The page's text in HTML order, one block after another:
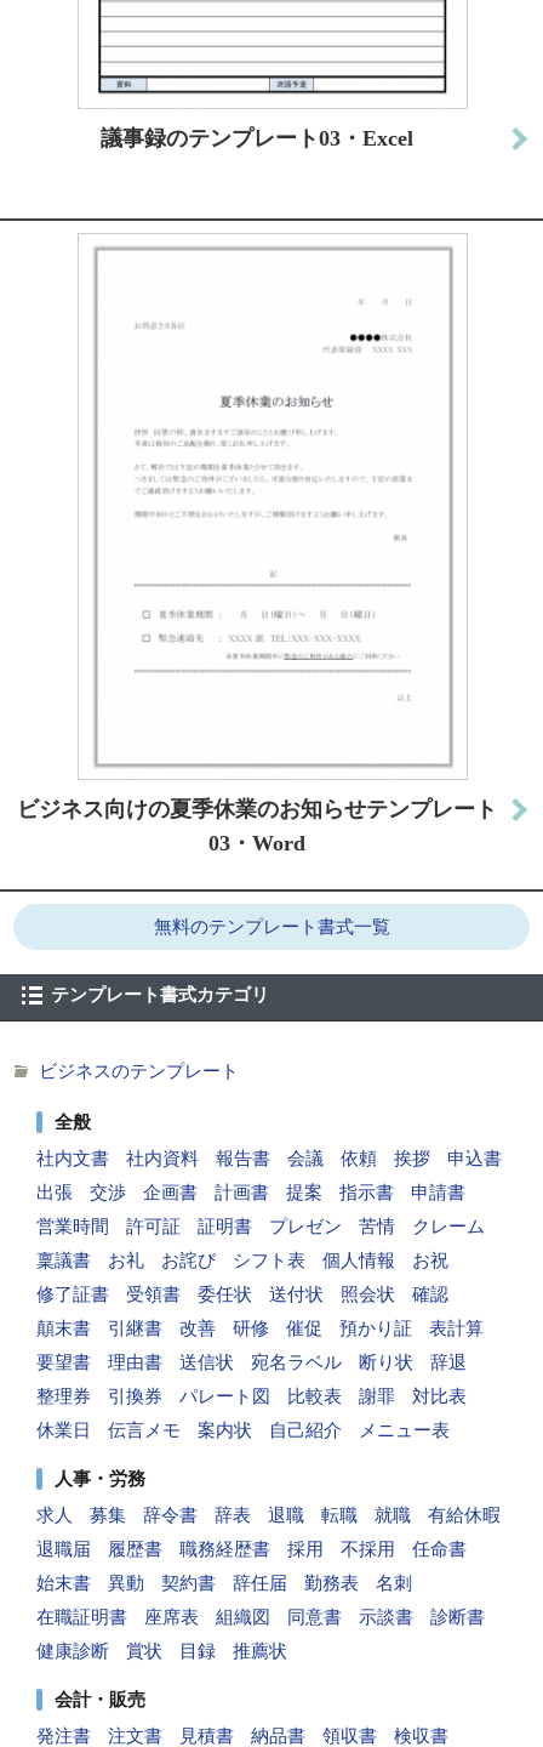
議事録のテンプレート03・Excel
ビジネス向けの夏季休業のお知らせテンプレート
03・Word
無料のテンプレート書式一覧
テンプレート書式カテゴリ
ビジネスのテンプレート
全般
社内文書
社内資料 報告書 会議 依頼 挨拶
申込書
出張
交渉 企画書 計画書 提案 指示書
申請書
営業時間
許可証 証明書 プレゼン 苦情
クレーム
稟議書
お礼 お詫び シフト表 個人情報
お祝
修了証書
受領書 委任状 送付状 照会状
確認
顛末書
引継書 改善 研修 催促 預かり証
表計算
要望書
理由書 送信状 宛名ラベル 断り状
辞退
整理券
引換券 パレート図 比較表 謝罪
対比表
休業日
伝言メモ 案内状 自己紹介 メニュー表
人事・労務
求人
募集 辞令書 辞表 退職 転職 就職
有給休暇
退職届
履歴書 職務経歴書 採用 不採用
任命書
始末書
異動 契約書 辞任届 勤務表
名刺
在職証明書
座席表 組織図 同意書 示談書
診断書
健康診断
賞状 目録 推薦状
会計・販売
発注書
注文書 見積書 納品書 領収書
検収書